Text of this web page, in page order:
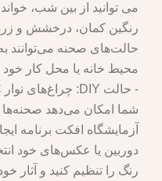
می توانید از بین شب،
رنگین کمان، درخشش و زرق
حالت‌های صحنه می‌توانند
محیط خانه یا محل کار خود
شما امکان می‌دهد
آزمایشگاه افکت برنامه
دوربین یا عکس‌های خود
رنگ را تنظیم کنید و آثار